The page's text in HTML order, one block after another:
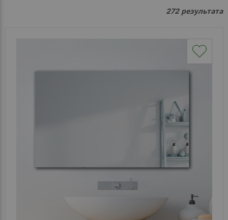
О
Доставка
Каталог
зеркал
Шкафчики
Душевые
Зеркала
Reflex
272результата